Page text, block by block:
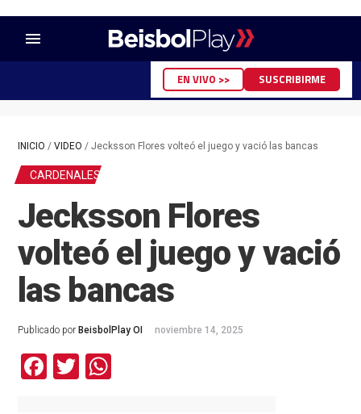
menu
EN VIVO >> SUSCRIBIRME
INICIO / VIDEO / Jecksson Flores volteó el juego y vació las bancas
CARDENALES
Jecksson Flores
volteó el juego y vació
las bancas
Publicado por BeisbolPlay OI noviembre 14, 2025
Facebook
TwitterWhatsApp